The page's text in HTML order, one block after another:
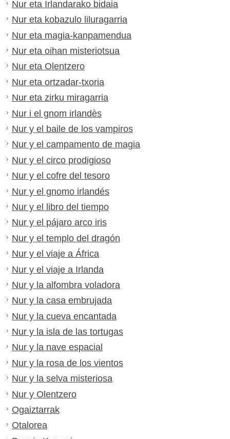
Nur eta Irlandarako bidaia
Nur eta kobazulo liluragarria
Nur eta magia-kanpamendua
Nur eta oihan misteriotsua
Nur eta Olentzero
Nur eta ortzadar-txoria
Nur eta zirku miragarria
Nur i el gnom irlandès
Nur y el baile de los vampiros
Nur y el campamento de magia
Nur y el circo prodigioso
Nur y el cofre del tesoro
Nur y el gnomo irlandés
Nur y el libro del tiempo
Nur y el pájaro arco iris
Nur y el templo del dragón
Nur y el viaje a África
Nur y el viaje a Irlanda
Nur y la alfombra voladora
Nur y la casa embrujada
Nur y la cueva encantada
Nur y la isla de las tortugas
Nur y la nave espacial
Nur y la rosa de los vientos
Nur y la selva misteriosa
Nur y Olentzero
Ogaiztarrak
Otalorea